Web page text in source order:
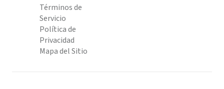
Términos de
Servicio
Política de
Privacidad
Mapa del Sitio